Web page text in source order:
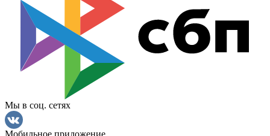
Мы в соц. сетях
Мобильное приложение